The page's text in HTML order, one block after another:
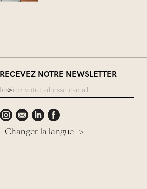
RECEVEZ NOTRE NEWSLETTER
Changer la langue >